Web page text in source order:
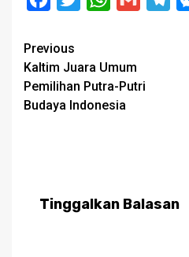
Post
navigation
Previous
Kaltim Juara Umum
Pemilihan Putra-Putri
Budaya Indonesia
Tinggalkan Balasan